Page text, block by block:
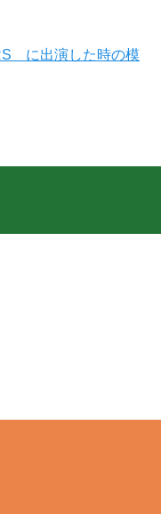
に出演した時の模